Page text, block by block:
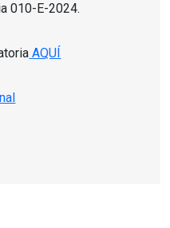
010-E-2024.
AQUÍ